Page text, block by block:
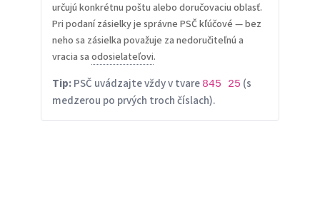
určujú konkrétnu poštu alebo doručovaciu oblasť.
Pri podaní zásielky je správne PSČ kľúčové — bez
neho sa zásielka považuje za nedoručiteľnú a
vracia sa odosielateľovi.
Tip:PSČ uvádzajte vždy v tvare 845 25 (s
medzerou po prvých troch číslach).